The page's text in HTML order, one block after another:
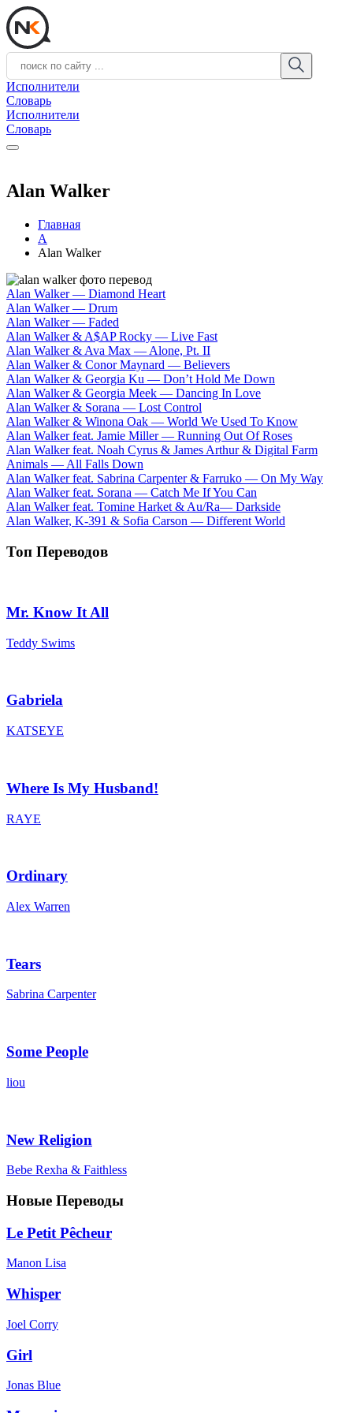
Исполнители
Словарь
Исполнители
Словарь
Alan Walker
Главная
A
Alan Walker
Alan Walker — Diamond Heart
Alan Walker — Drum
Alan Walker — Faded
Alan Walker & A$AP Rocky — Live Fast
Alan Walker & Ava Max — Alone, Pt. II
Alan Walker & Conor Maynard — Believers
Alan Walker & Georgia Ku — Don’t Hold Me Down
Alan Walker & Georgia Meek — Dancing In Love
Alan Walker & Sorana — Lost Control
Alan Walker & Winona Oak — World We Used To Know
Alan Walker feat. Jamie Miller — Running Out Of Roses
Alan Walker feat. Noah Cyrus & James Arthur & Digital Farm
Animals — All Falls Down
Alan Walker feat. Sabrina Carpenter & Farruko — On My Way
Alan Walker feat. Sorana — Catch Me If You Can
Alan Walker feat. Tomine Harket & Au/Ra— Darkside
Alan Walker, K-391 & Sofia Carson — Different World
Топ Переводов
Mr. Know It All
Teddy Swims
Gabriela
KATSEYE
Where Is My Husband!
RAYE
Ordinary
Alex Warren
Tears
Sabrina Carpenter
Some People
liou
New Religion
Bebe Rexha & Faithless
Новые Переводы
Le Petit Pêcheur
Manon Lisa
Whisper
Joel Corry
Girl
Jonas Blue